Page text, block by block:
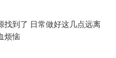
找到了 日常做好这几点远离
烦恼